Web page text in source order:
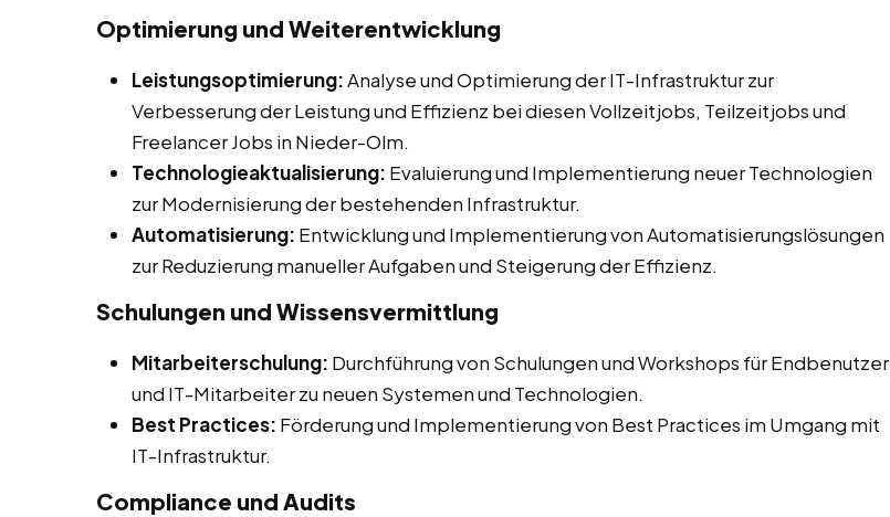
Optimierung und Weiterentwicklung
Leistungsoptimierung:Analyse und Optimierung der IT-Infrastruktur zur
Verbesserung der Leistung und Effizienz bei diesen Vollzeitjobs, Teilzeitjobs und
Freelancer Jobs in Nieder-Olm.
Technologieaktualisierung: Evaluierung und Implementierung neuer Technologien
zur Modernisierung der bestehenden Infrastruktur.
Automatisierung: Entwicklung und Implementierung von Automatisierungslösungen
zur Reduzierung manueller Aufgaben und Steigerung der Effizienz.
Schulungen und Wissensvermittlung
Mitarbeiterschulung: Durchführung von Schulungen und Workshops für Endbenutzer
und IT-Mitarbeiter zu neuen Systemen und Technologien.
Best Practices: Förderung und Implementierung von Best Practices im Umgang mit
IT-Infrastruktur.
Compliance und Audits